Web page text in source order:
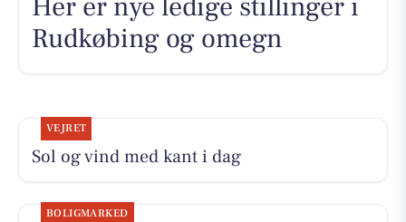
Rudkøbing og omegn
VEJRET
Sol og vind med kant i dag
BOLIGMARKED